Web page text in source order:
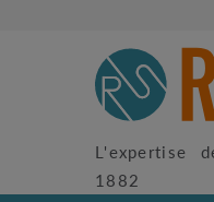
L'expertise
1882